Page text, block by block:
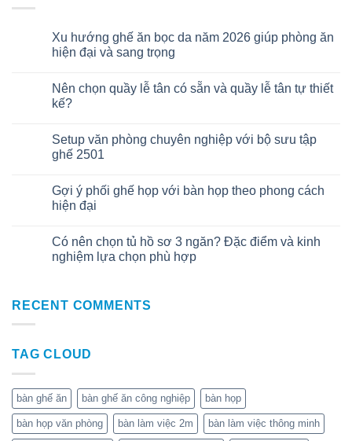
Xu hướng ghế ăn bọc da năm 2026 giúp phòng ăn
hiện đại và sang trọng
Nên chọn quầy lễ tân có sẵn và quầy lễ tân tự thiết
kế?
Setup văn phòng chuyên nghiệp với bộ sưu tập
ghế 2501
Gợi ý phối ghế họp với bàn họp theo phong cách
hiện đại
Có nên chọn tủ hồ sơ 3 ngăn? Đặc điểm và kinh
nghiệm lựa chọn phù hợp
RECENT COMMENTS
TAG CLOUD
bàn ghế ăn bàn ghế ăn công nghiệp bàn họp
bàn họp văn phòng bàn làm việc 2m bàn làm việc thông minh